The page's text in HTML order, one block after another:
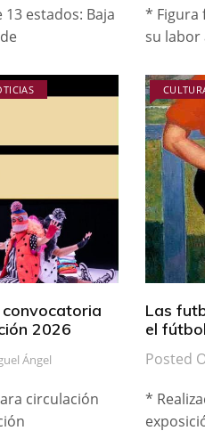
estados: Baja
* Figura
su labor
2026
Ángel
circulación
Las
el
Posted
*